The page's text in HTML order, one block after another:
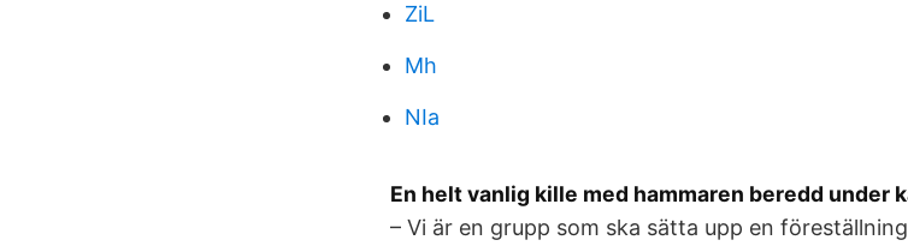
ZiL
Mh
NIa
En helt vanlig kille med hammaren beredd under
– Vi är en grupp som ska sätta upp en